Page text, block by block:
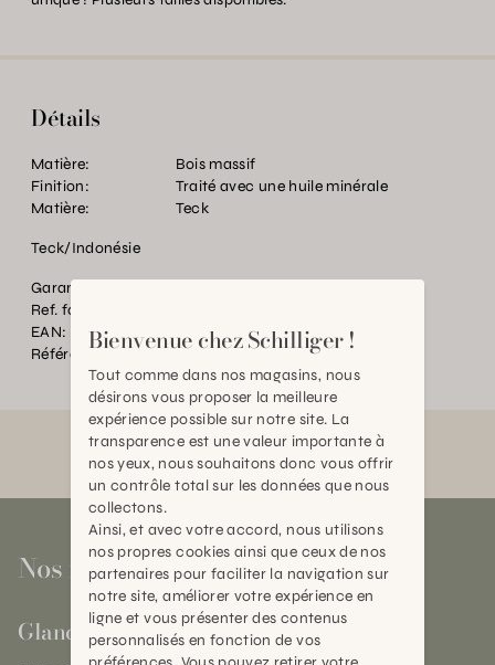
Détails
Matière:
Bois massif
Finition:
Traité avec une huile minérale
Matière:
Teck
Teck/Indonésie
Garantie:
Ref. fournisseur:
EAN:
2000000352318
Référence:
BT.P20720.0000.0000.0000
Nos magasins
Gland
Bienvenue chez Schilliger !
Tout comme dans nos magasins, nous
désirons vous proposer la meilleure
expérience possible sur notre site. La
transparence est une valeur importante à
nos yeux, nous souhaitons donc vous offrir
un contrôle total sur les données que nous
collectons.
Ainsi, et avec votre accord, nous utilisons
nos propres cookies ainsi que ceux de nos
partenaires pour faciliter la navigation sur
notre site, améliorer votre expérience en
ligne et vous présenter des contenus
personnalisés en fonction de vos